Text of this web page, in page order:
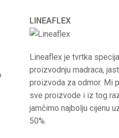
LINEAFLEX
Lineaflex je tvrtka
proizvodnju madraca,
proizvoda za odmor. Mi
sve proizvode i iz tog
jamčimo najbolju cijenu
50%.